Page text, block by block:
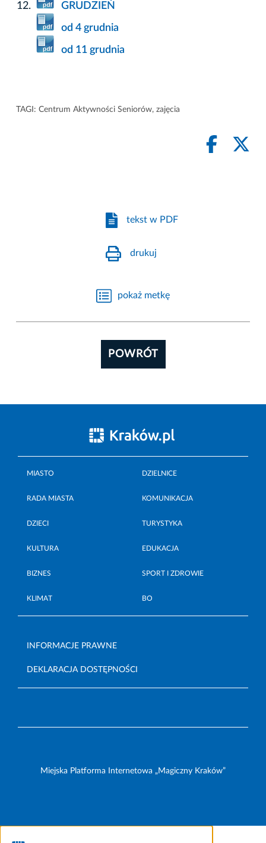
GRUDZIEŃ
od 4 grudnia
od 11 grudnia
TAGI: Centrum Aktywności Seniorów, zajęcia
tekst w PDF
drukuj
pokaż metkę
POWRÓT
MIASTO DZIELNICE
RADA MIASTA KOMUNIKACJA
DZIECI TURYSTYKA
KULTURA EDUKACJA
BIZNES SPORT I ZDROWIE
KLIMAT BO
INFORMACJE PRAWNE
DEKLARACJA DOSTĘPNOŚCI
Miejska Platforma Internetowa „Magiczny Kraków”